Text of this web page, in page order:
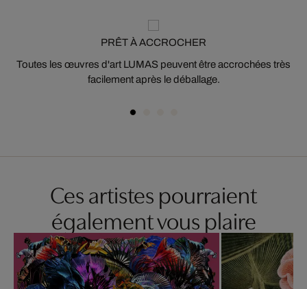
PRÊT À ACCROCHER
Toutes les œuvres d'art LUMAS peuvent être accrochées très
facilement après le déballage.
Ces artistes pourraient
également vous plaire